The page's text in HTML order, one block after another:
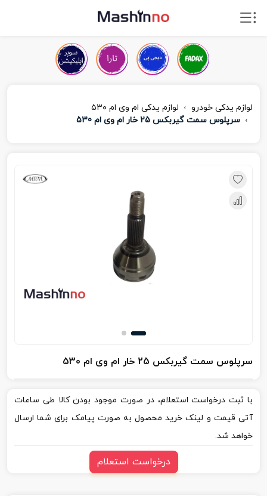
لوازم یدکی خودرو
لوازم یدکی ام‌ وی‌ ام ۵۳۰
سرپلوس سمت گیربکس 25 خار ام وی ام 530
سرپلوس سمت گیربکس 25 خار ام وی ام 530
با ثبت درخواست استعلام، در صورت موجود بودن کالا طی ساعات
آتی قیمت و لینک خرید محصول به صورت پیامک برای شما ارسال
خواهد شد.
درخواست استعلام